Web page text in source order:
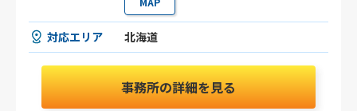
対応エリア 北海道
事務所の詳細を見る